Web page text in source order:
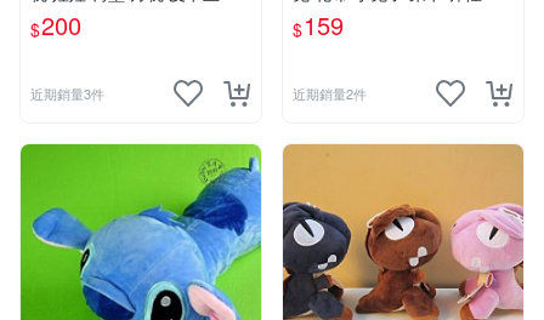
奇寶貝 寶可夢
$200
近期銷量3件
料 娃娃 公仔 交換禮物 安撫
玩偶 超柔軟兔兔玩偶 陪伴玩
$159
近期銷量2件